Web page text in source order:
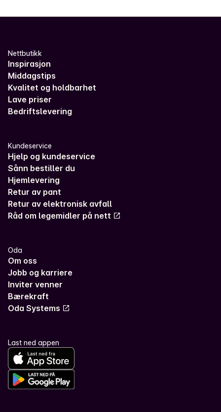
Nettbutikk
Inspirasjon
Middagstips
Kvalitet og holdbarhet
Lave priser
Bedriftslevering
Kundeservice
Hjelp og kundeservice
Sånn bestiller du
Hjemlevering
Retur av pant
Retur av elektronisk avfall
Råd om legemidler på nett
Oda
Om oss
Jobb og karriere
Inviter venner
Bærekraft
Oda Systems
Last ned appen